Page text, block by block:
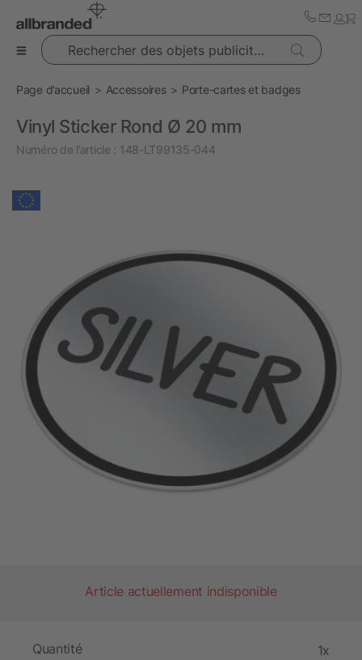
Rechercher des objets publicitaires
Page d’accueil Accessoires Porte-cartes et badges
Vinyl Sticker Rond Ø 20 mm
Numéro de l’article : 148-LT99135-044
Article actuellement indisponible
Quantité 1x